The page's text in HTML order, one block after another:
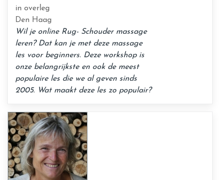
in overleg
Den Haag
Wil je online Rug- Schouder massage
leren? Dat kan je met deze massage
les voor beginners. Deze workshop is
onze belangrijkste en ook de meest
populaire les die we al geven sinds
2005. Wat maakt deze les zo populair?